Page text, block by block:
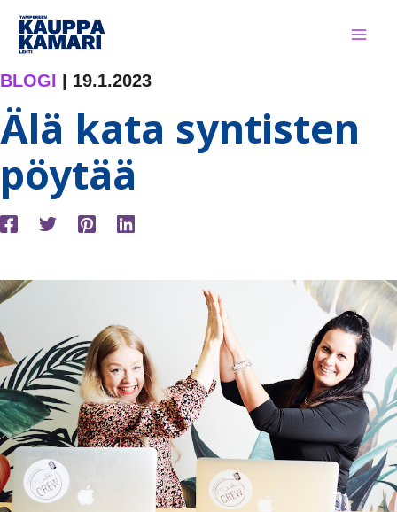
Siirry
sisältöön
BLOGI 19.1.2023
Älä kata syntisten
pöytää